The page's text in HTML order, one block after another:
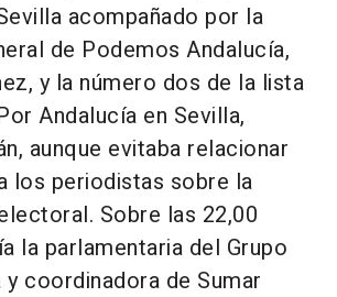
acompañado por la
de Podemos Andalucía,
y la número dos de la lista
Andalucía en Sevilla,
aunque evitaba relacionar
los periodistas sobre la
Sobre las 22,00
la parlamentaria del Grupo
coordinadora de Sumar